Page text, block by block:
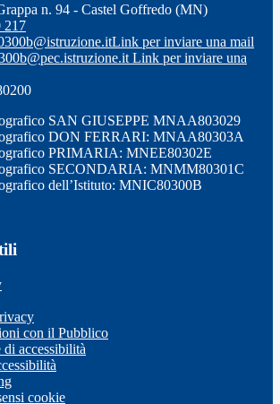
n. 94 - Castel Goffredo (MN)
217
Link per inviare una mail
Link per inviare una
SAN GIUSEPPE MNAA803029
DON FERRARI: MNAA80303A
PRIMARIA: MNEE80302E
SECONDARIA: MNMM80301C
dell’Istituto: MNIC80300B
con il Pubblico
accessibilità
cookie